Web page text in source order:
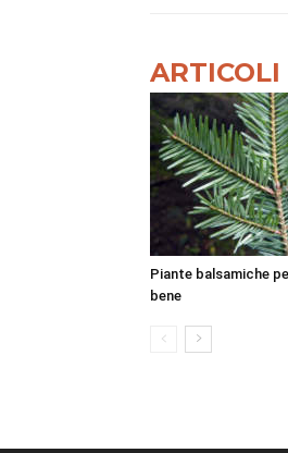
ARTICOLI
Piante balsamiche
bene